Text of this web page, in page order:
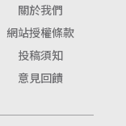
關於我們
網站授權條款
投稿須知
意見回饋